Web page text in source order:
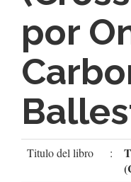
por
Titulo del libro :